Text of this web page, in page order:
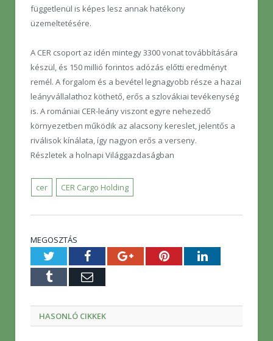
függetlenül is képes lesz annak hatékony
üzemeltetésére.
A CER csoport az idén mintegy 3300 vonat továbbítására
készül, és 150 millió forintos adózás előtti eredményt
remél. A forgalom és a bevétel legnagyobb része a hazai
leányvállalathoz köthető, erős a szlovákiai tevékenység
is. A romániai CER-leány viszont egyre nehezedő
környezetben működik az alacsony kereslet, jelentős a
riválisok kínálata, így nagyon erős a verseny.
Részletek a holnapi Világgazdaságban
cer CER Cargo Holding
MEGOSZTÁS
TwitterFacebookGoogle+PinterestLinkedIn
Tumblr E-
HASONLÓ CIKKEK